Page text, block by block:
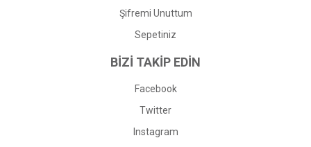
Şifremi Unuttum
Sepetiniz
BİZİ TAKİP EDİN
Facebook
Twitter
Instagram